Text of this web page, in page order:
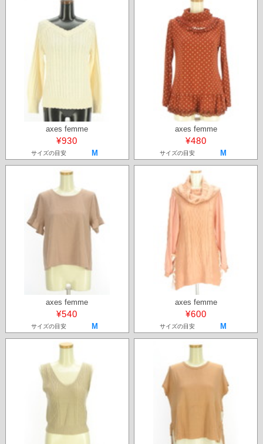
axes femme
¥930
サイズの目安 M
axes femme
¥480
サイズの目安 M
axes femme
¥540
サイズの目安 M
axes femme
¥600
サイズの目安 M